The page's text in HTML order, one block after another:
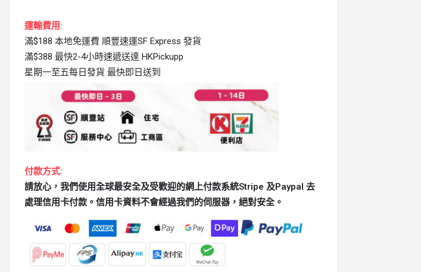
運輸費用:
滿$188 本地免運費 順豐速運SF Express 發貨
滿$388 最快2-4小時速遞送達 HKPickupp
星期一至五每日發貨 最快即日送到
付款方式:
請放心，我們使用全球最安全及受歡迎的網上付款系統Stripe 及Paypal 去
處理信用卡付款。信用卡資料不會經過我們的伺服器，絕對安全。